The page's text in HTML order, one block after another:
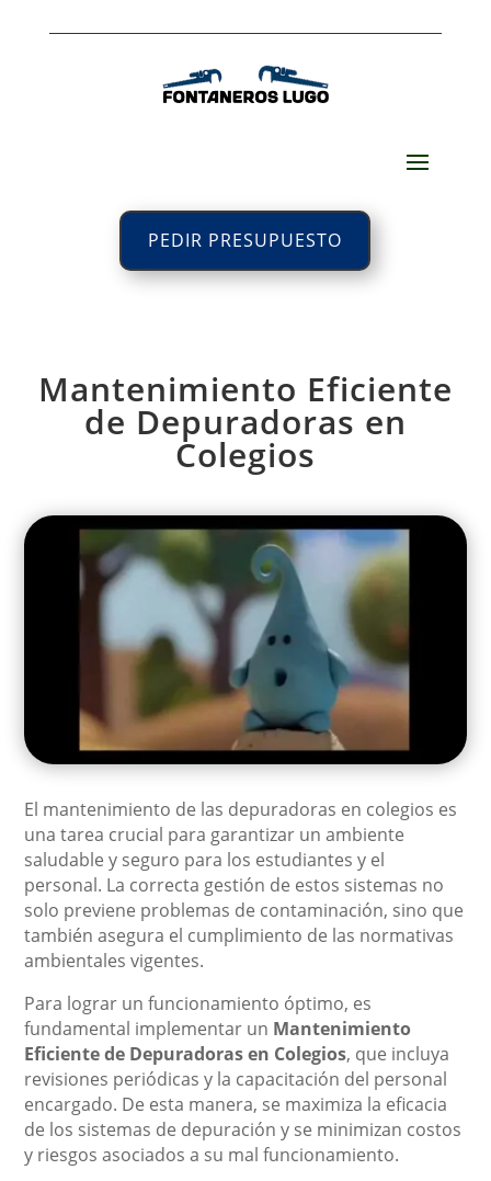
PEDIR PRESUPUESTO
Mantenimiento Eficiente
de Depuradoras en
Colegios
El mantenimiento de las depuradoras en colegios es
una tarea crucial para garantizar un ambiente
saludable y seguro para los estudiantes y el
personal. La correcta gestión de estos sistemas no
solo previene problemas de contaminación, sino que
también asegura el cumplimiento de las normativas
ambientales vigentes.
Para lograr un funcionamiento óptimo, es
fundamental implementar un Mantenimiento
Eficiente de Depuradoras en Colegios, que incluya
revisiones periódicas y la capacitación del personal
encargado. De esta manera, se maximiza la eficacia
de los sistemas de depuración y se minimizan costos
y riesgos asociados a su mal funcionamiento.